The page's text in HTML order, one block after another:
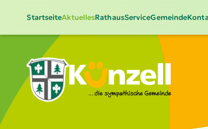
StartseiteAktuellesRathausServiceGemeinde